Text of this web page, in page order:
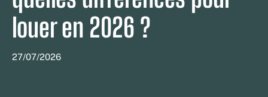
louer en 2026 ?
27/07/2026